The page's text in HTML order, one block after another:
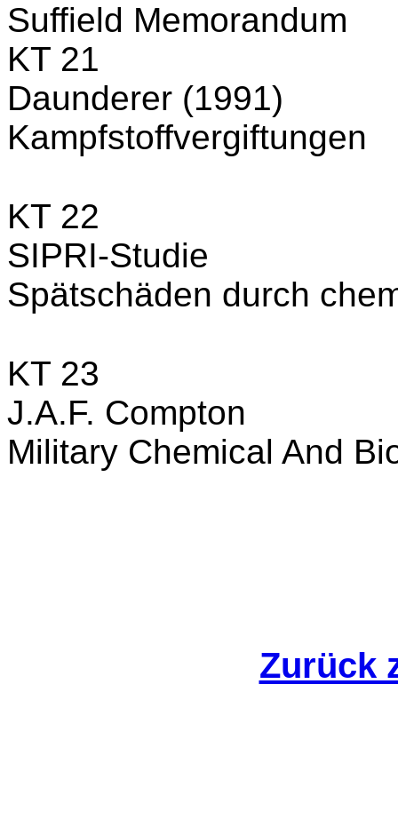
Suffield Memorandum
KT 21
Daunderer (1991)
Kampfstoffvergiftungen
KT 22
SIPRI-Studie
Spätschäden durch
KT 23
J.A.F. Compton
Military Chemical And
Zurück